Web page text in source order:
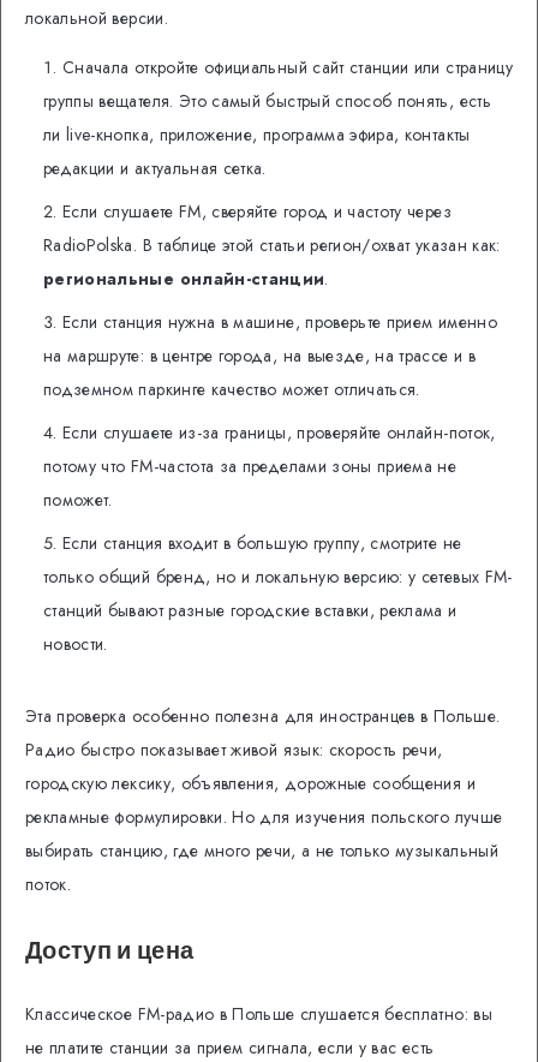
локальной версии.
Сначала откройте официальный сайт станции или страницу
группы вещателя. Это самый быстрый способ понять, есть
ли live-кнопка, приложение, программа эфира, контакты
редакции и актуальная сетка.
Если слушаете FM, сверяйте город и частоту через
RadioPolska. В таблице этой статьи регион/охват указан как:
региональные онлайн-станции.
Если станция нужна в машине, проверьте прием именно
на маршруте: в центре города, на выезде, на трассе и в
подземном паркинге качество может отличаться.
Если слушаете из-за границы, проверяйте онлайн-поток,
потому что FM-частота за пределами зоны приема не
поможет.
Если станция входит в большую группу, смотрите не
только общий бренд, но и локальную версию: у сетевых FM-
станций бывают разные городские вставки, реклама и
новости.
Эта проверка особенно полезна для иностранцев в Польше.
Радио быстро показывает живой язык: скорость речи,
городскую лексику, объявления, дорожные сообщения и
рекламные формулировки. Но для изучения польского лучше
выбирать станцию, где много речи, а не только музыкальный
поток.
Доступ и цена
Классическое FM-радио в Польше слушается бесплатно: вы
не платите станции за прием сигнала, если у вас есть